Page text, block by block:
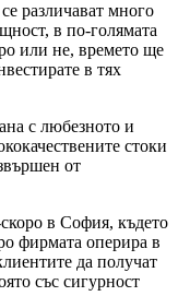
различават много
в по-голямата
или не, времето ще
в тях
с любезното и
стоки
от
в София, където
фирмата оперира в
да получат
със сигурност